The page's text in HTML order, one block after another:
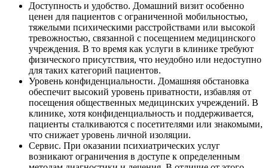
Доступность и удобство. Домашний визит особенно
ценен для пациентов с ограниченной мобильностью,
тяжелыми психическими расстройствами или высокой
тревожностью, связанной с посещением медицинского
учреждения. В то время как услуги в клинике требуют
физического присутствия, что неудобно или недоступно
для таких категорий пациентов.
Уровень конфиденциальности. Домашняя обстановка
обеспечит высокий уровень приватности, избавляя от
посещения общественных медицинских учреждений. В
клинике, хотя конфиденциальность и поддерживается,
пациенты сталкиваются с посетителями или знакомыми,
что снижает уровень личной изоляции.
Сервис. При оказании психиатрических услуг
возникают ограничения в доступе к определенным